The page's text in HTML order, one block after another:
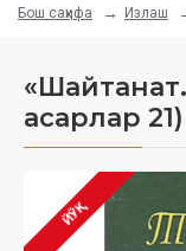
Бош саҳифа Излаш
асарлар 21)
ЙЎҚ